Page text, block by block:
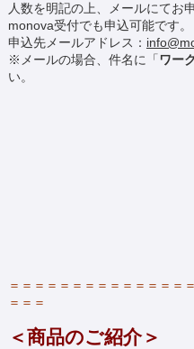
人数を明記の上、メールにてお
monova受付でも申込可能です。
申込先メールアドレス：
※メールの場合、件名に「 ワー
い。
＝＝＝＝＝＝＝＝＝＝＝＝＝＝
＝＝＝
＜商品のご紹介＞